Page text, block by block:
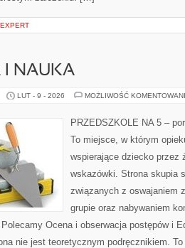
I NAUKA
LUT - 9 - 2026 MOŻLIWOŚĆ
PRZEDSZKOLE NA 5 –
To miejsce, w którym
wspierające dziecko przez
wskazówki. Strona skupia
związanych z oswajaniem
grupie oraz nabywaniem
Ocena i obserwacja postępów i
nie jest teoretycznym podręcznikiem.